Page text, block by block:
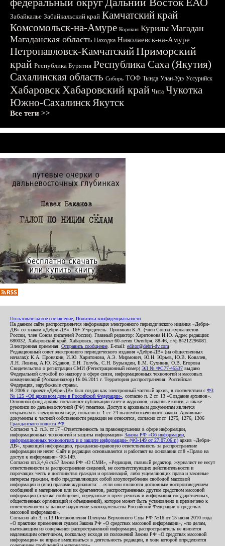
Забайкалье Забайкальский край Камчатский край
Комсомольск-на-Амуре Корякия Курилы Магадан
Магаданская область Находка Николаевск-на-Амуре
Петропавловск-КамчатскийПриморский
край Республика Бурятия Республика Саха (Якутия)
Сахалинская область Сибирь ТОФ Тында Улан-Удэ Уссурийск
ХабаровскХабаровский край Чита Чукотка
Южно-СахалинскЯкутск
Все теги >>
Пользовательское соглашение Политика конфиденциальности
На данном сайте распространяется информация электронного периодического издания «Дебри-
ДВ» со знаком «Дебри-ДВ». 16+ Учредитель: Пронякин К.А. (член Союза журналистов
России, член Союза писателей России). Главный редактор: Харитонова И.Ю. Адрес редакции:
680032, Хабаровский край, Хабаровск, проспект 60-летия Октября, 88-46, т./ф.84212296081.
Электронная приемная: Отправить сообщение . E-mail: editor@debri-dv.com
Редакционный совет электронного периодического издания «Дебри-ДВ» (на общественных
началах): К.А. Пронякин, И.Ю. Харитонова, А.Э. Мирмович, Ю.Н. Юрьев, Ю.В. Ковалев,
Л.Н. Левина, А.Ю. Жданов, Е.Н. Голубь, С.Н. Бурындин, Б.М. Сухинин, О.В. Егорова
Свидетельство о регистрации СМИ (Регистрационный номер) ЭЛ № ФС77-45537 выдано
Федеральной службой по надзору в сфере связи, информационных технологий и массовых
коммуникаций (Роскомнадзор) 16.06.2011 г. Территория распространения: Российская
Федерация, зарубежные страны.
В 2006 г. проект «Дебри-ДВ» был создан как электронный частный архив, в соответствии с ФЗ
№ 125 «Об архивном деле в Российской Федерации» , согласно п. 2 ст. 13 «Создание архивов».
Основной фонд архива составляют публикации газет и журналов, изданные книги, а также
рукописи по дальневосточной (РФ) тематике. Доступ к архивным документам является
открытым в электронном виде, согласно п. 1 ст. 24 вышеобозначенного закона. Архивные
документы к частной собственности редакции не относятся, согласно ст.ст. 1275, 1276, 1306
Гражданского кодекса РФ
Согласно ч.2. п.3. ст.17 «Ответственность за правонарушения в сфере информации,
информационных технологий и защиты информации» Закона РФ «Об информации,
информационных технологиях и о защите информации» (ФЗ-149 от 27.07.06 г.) архив «Дебри-
ДВ», хранящий информацию, гражданско-правовую ответственность за распространение
информации не несет. Сайт и редакция основываются и работают на основании ст.8 «Право на
доступ к информации» ФЗ-149.
Согласно пп.3,4,6 ст.57 Закона РФ «О СМИ», «Редакция, главный редактор, журналист не несут
ответственности за распространение сведений, не соответствующих действительности и
порочащих честь и достоинство граждан и организаций, либо ущемляющих права и законные
интересы граждан, либо представляющих собой злоупотребление свободой массовой
информации и (или) правами журналиста: ...если они являются дословным воспроизведением
сообщений и материалов или их фрагментов, распространенных другим средством массовой
информации (а также сообщения, переданные в пресс-релизах и информация государственных,
общественных организаций и объединений), которое может быть установлено и привлечено к
ответственности за данное нарушение законодательства Российской Федерации о средствах
массовой информации».
Согласно абз.3, п.13 Постановления Пленума Верховного Суда РФ №16 от 15 июня 2010 года
«О практике применения судами Закона РФ «О средствах массовой информации», «по делам,
вытекающим из содержания распространенной информации, распространитель не является
надлежащим ответчиком, поскольку исходя из положений Закона РФ «О средствах массовой
информации» не вправе вмешиваться в деятельность редакции, в ходе которой определяется